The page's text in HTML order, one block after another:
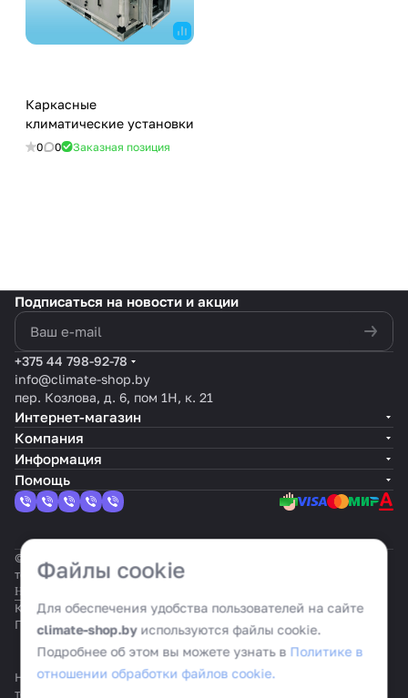
Каркасные
климатические установки
0 0 Заказная позиция
Файлы cookie
Для обеспечения удобства пользователей на сайте
climate-shop.byиспользуются файлы cookie.
Подробнее об этом вы можете узнать в Политике в
отношении обработки файлов cookie.
Подписаться на новости и акции
+375 44 798-92-78
info@climate-shop.by
пер. Козлова, д. 6, пом 1Н, к. 21
Интернет-магазин
Компания
Информация
Помощь
© 2026 Климат шоп: интернет-гипермаркет климатической
техники
Настройка cookie
Конфиденциальность
Политика cookie
Оферта
На информационном ресурсе применяютсярекомендательные
технологии